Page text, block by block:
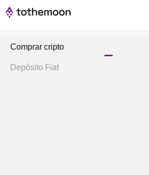
Comprar cripto
Depósito Fiat